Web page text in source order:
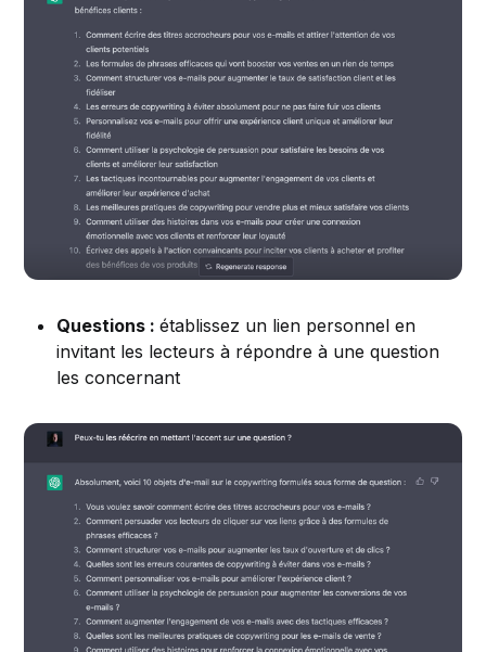
Questions : établissez un lien personnel en
invitant les lecteurs à répondre à une question
les concernant